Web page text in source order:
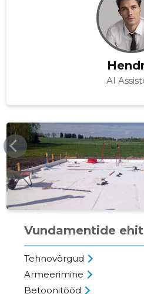
AI
FACEBOOK.COM
Vundamentide
Tehnovõrgud
Armeerimine
Betoonitööd